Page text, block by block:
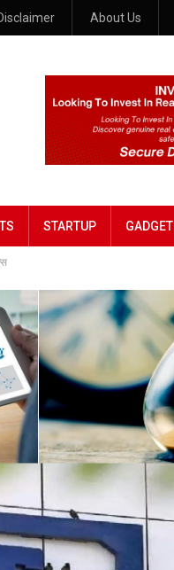
About Us
STARTUP GADGET